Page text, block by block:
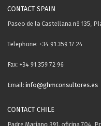
CONTACT SPAIN
Paseo de la Castellana nº 135,
Telephone: +34 91 359 17 24
Fax: +34 91 359 72 96
Email: info@ghmconsultores.es
CONTACT CHILE
Padre Mariano 391, oficina 704,